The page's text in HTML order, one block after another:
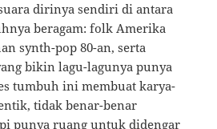
dirinya sendiri di antara
beragam: folk Amerika
synth-pop 80-an, serta
bikin lagu-lagunya punya
tumbuh ini membuat karya-
tidak benar-benar
punya ruang untuk didengar